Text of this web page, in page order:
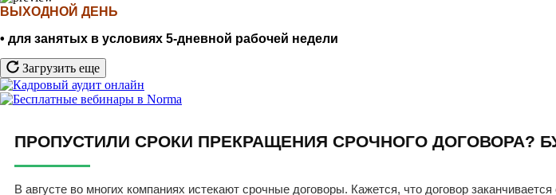
ВЫХОДНОЙ ДЕНЬ
• для занятых в условиях 5-дневной рабочей недели
Загрузить еще
ПРОПУСТИЛИ СРОКИ ПРЕКРАЩЕНИЯ СРОЧНОГО ДОГОВОРА?
В августе во многих компаниях истекают срочные договоры. Кажется, что договор